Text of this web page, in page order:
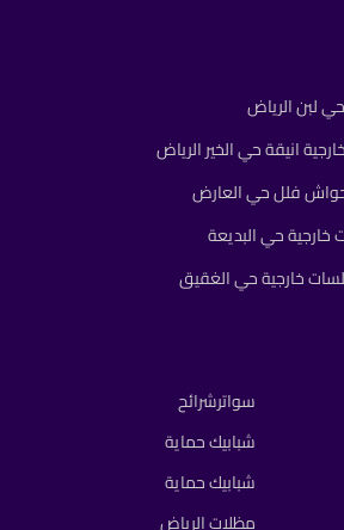
لبن الرياض
انيقة حي الخير الرياض
فلل حي العارض
حي البديعة
خارجية حي الغقيق
سواترشرائح
شبابيك حماية
شبابيك حماية
مظلات الرياض